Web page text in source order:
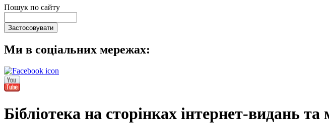
Пошук по сайту
Ми в соціальних мережах:
Бібліотека на сторінках інтернет-видань та